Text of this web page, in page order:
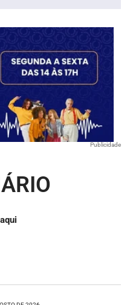
Publicidade